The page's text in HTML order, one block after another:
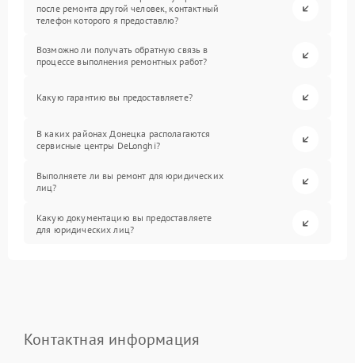
после ремонта другой человек, контактный
телефон которого я предоставлю?
Возможно ли получать обратную связь в
процессе выполнения ремонтных работ?
Какую гарантию вы предоставляете?
В каких районах Донецка располагаются
сервисные центры DeLonghi?
Выполняете ли вы ремонт для юридических
лиц?
Какую документацию вы предоставляете
для юридических лиц?
Контактная информация